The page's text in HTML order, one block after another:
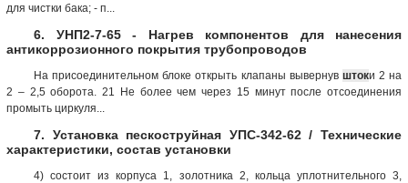
для чистки бака; - п...
6. УНП2-7-65 - Нагрев компонентов для нанесения
антикоррозионного покрытия трубопроводов
На присоединительном блоке открыть клапаны вывернув штоки 2 на
2 – 2,5 оборота. 21 Не более чем через 15 минут после отсоединения
промыть циркуля...
7. Установка пескоструйная УПС-342-62 / Технические
характеристики, состав установки
4) состоит из корпуса 1, золотника 2, кольца уплотнительного 3,